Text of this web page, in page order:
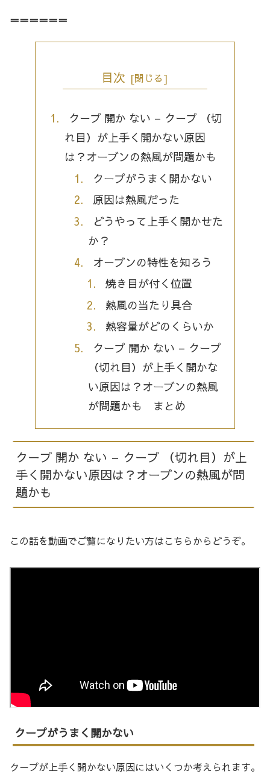
＝＝＝＝＝＝
目次
クープ 開か ない – クープ （切
れ目）が上手く開かない原因
は？オーブンの熱風が問題かも
クープがうまく開かない
原因は熱風だった
どうやって上手く開かせた
か？
オーブンの特性を知ろう
焼き目が付く位置
熱風の当たり具合
熱容量がどのくらいか
クープ 開か ない – クープ
（切れ目）が上手く開かな
い原因は？オーブンの熱風
が問題かも まとめ
クープ 開か ない – クープ （切れ目）が上
手く開かない原因は？オーブンの熱風が問
題かも
この話を動画でご覧になりたい方はこちらからどうぞ。
クープがうまく開かない
クープが上手く開かない原因にはいくつか考えられます。